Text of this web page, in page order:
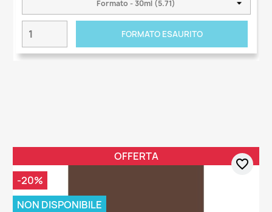
FORMATO ESAURITO
OFFERTA
-20%
NON DISPONIBILE
favorite_border